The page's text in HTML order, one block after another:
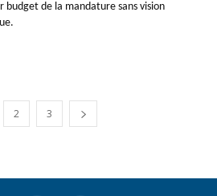
budget de la mandature sans vision
2 3